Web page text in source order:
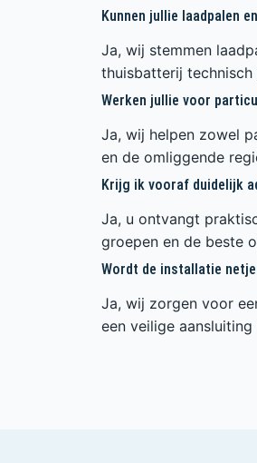
Kunnen jullie laadpalen
Ja, wij stemmen
thuisbatterij
Werken jullie voor
Ja, wij helpen zowel
en de omliggende
Krijg ik vooraf duidelijk
Ja, u ontvangt
groepen en de beste
Wordt de installatie
Ja, wij zorgen voor
een veilige